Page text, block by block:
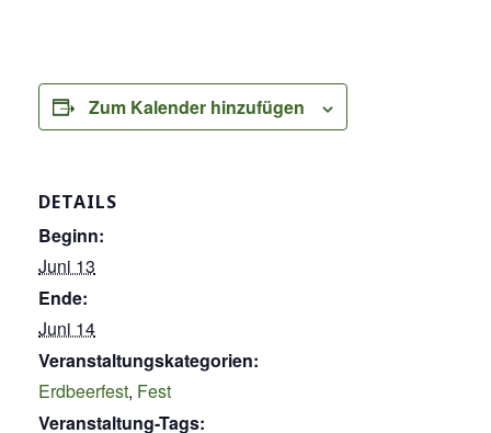
Zum Kalender hinzufügen
DETAILS
Beginn:
Juni 13
Ende:
Juni 14
Veranstaltungskategorien:
Erdbeerfest, Fest
Veranstaltung-Tags: